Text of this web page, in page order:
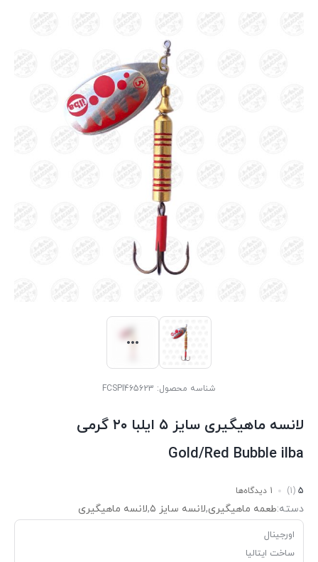
شناسه محصول: FCSPI465623
لانسه ماهیگیری سایز ۵ ایلبا ۲۰ گرمی
Gold/Red Bubble ilba
5
(1) 1 دیدگاه‌ها
دسته:طعمه ماهیگیری,لانسه سایز ۵ ,لانسه ماهیگیری
اورجینال
ساخت ایتالیا